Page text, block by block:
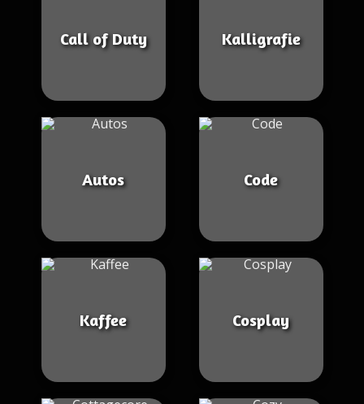
Call of Duty Kalligrafie
Autos Code
Kaffee Cosplay